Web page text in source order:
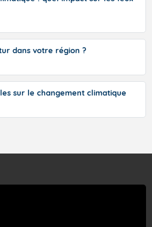
dans votre région ?
sur le changement climatique